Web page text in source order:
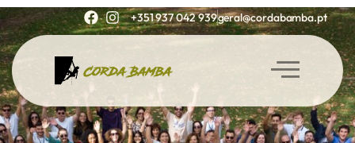
+351 937 042 939geral@cordabamba.pt